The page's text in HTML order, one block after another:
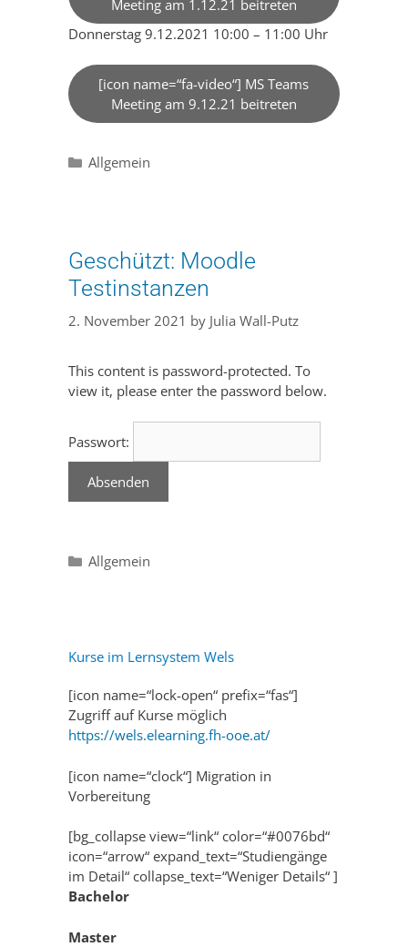
Meeting am 1.12.21 beitreten
Donnerstag 9.12.2021 10:00 – 11:00 Uhr
[icon name=“fa-video“] MS Teams
Meeting am 9.12.21 beitreten
Categories
Allgemein
Geschützt: Moodle
Testinstanzen
2. November 2021 by Julia Wall-Putz
This content is password-protected. To
view it, please enter the password below.
Passwort:
Categories
Allgemein
Kurse im Lernsystem Wels
[icon name=“lock-open“ prefix=“fas“]
Zugriff auf Kurse möglich
https://wels.elearning.fh-ooe.at/
[icon name=“clock“] Migration in
Vorbereitung
[bg_collapse view=“link“ color=“#0076bd“
icon=“arrow“ expand_text=“Studiengänge
im Detail“ collapse_text=“Weniger Details“ ]
Bachelor
Master